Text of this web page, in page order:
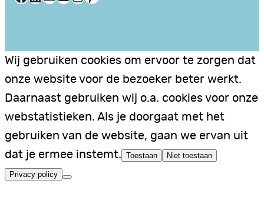
Wij gebruiken cookies om ervoor te zorgen dat
onze website voor de bezoeker beter werkt.
Daarnaast gebruiken wij o.a. cookies voor onze
webstatistieken. Als je doorgaat met het
gebruiken van de website, gaan we ervan uit
dat je ermee instemt. Toestaan Niet toestaan
Privacy policy